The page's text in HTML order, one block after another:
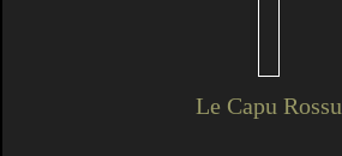
Le Capu Rossu